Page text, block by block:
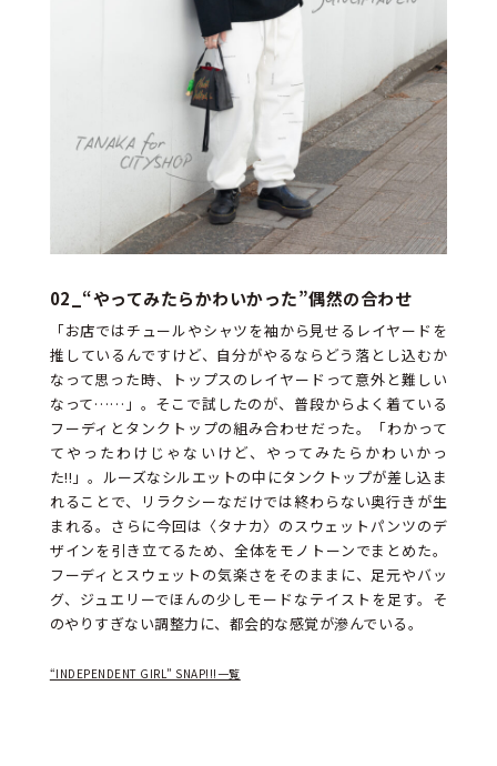
02_ “やってみたらかわいかった”偶然の合わせ
「お店ではチュールやシャツを袖から見せるレイヤードを
推しているんですけど、自分がやるならどう落とし込むか
なって思った時、トップスのレイヤードって意外と難しい
なって……」。そこで試したのが、普段からよく着ている
フーディとタンクトップの組み合わせだった。「わかって
てやったわけじゃないけど、やってみたらかわいかっ
た!!」。ルーズなシルエットの中にタンクトップが差し込ま
れることで、リラクシーなだけでは終わらない奥行きが生
まれる。さらに今回は〈タナカ〉のスウェットパンツのデ
ザインを引き立てるため、全体をモノトーンでまとめた。
フーディとスウェットの気楽さをそのままに、足元やバッ
グ、ジュエリーでほんの少しモードなテイストを足す。そ
のやりすぎない調整力に、都会的な感覚が滲んでいる。
“INDEPENDENT GIRL” SNAP!!!一覧